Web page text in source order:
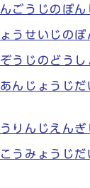
ごうじのぼん
うせいじのぼ
うじのどうし
んじょうじだ
りんじえんぎ
うみょうじだ